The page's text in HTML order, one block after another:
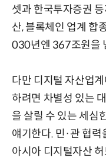
셋과 한국투자증권
산, 블록체인 업계 합
030년엔 367조원을
다만 디지털 자산업
하려면 차별성 있는
을 살릴 수 있는 세심
얘기한다. 민·관 협
아시아 디지털자산